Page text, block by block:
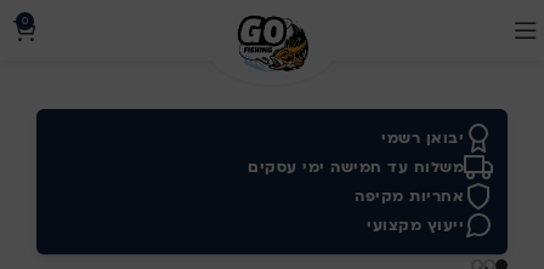
0
יבואן רשמי
משלוח עד חמישה ימי עסקים
אחריות מקיפה
ייעוץ מקצועי